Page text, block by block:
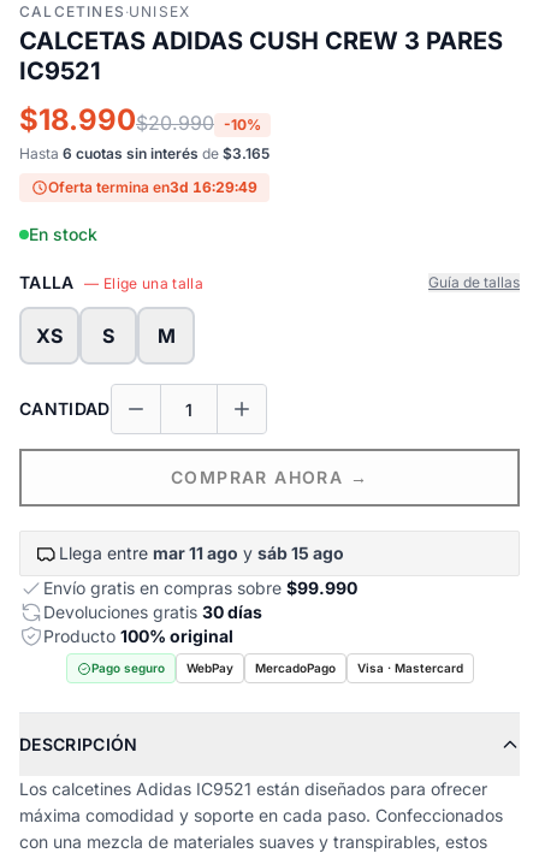
CALCETINES ·UNISEX
CALCETAS ADIDAS CUSH CREW 3 PARES
IC9521
$18.990$20.990 -10%
Hasta 6 cuotas sin interés de $3.165
Oferta termina en3d 16:29:48
En stock
TALLA — Elige una talla Guía de tallas
XS S M
CANTIDAD
COMPRAR AHORA →
Llega entre mar 11 ago y sáb 15 ago
Envío gratis en compras sobre $99.990
Devoluciones gratis 30 días
Producto 100% original
Pago seguro WebPay MercadoPago Visa · Mastercard
DESCRIPCIÓN
Los calcetines Adidas IC9521 están diseñados para ofrecer
máxima comodidad y soporte en cada paso. Confeccionados
con una mezcla de materiales suaves y transpirables, estos